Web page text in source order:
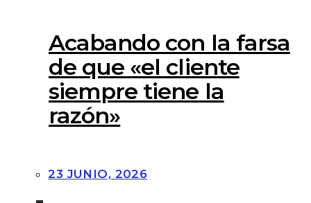
Acabando con la farsa
de que «el cliente
siempre tiene la
razón»
23 JUNIO, 2026